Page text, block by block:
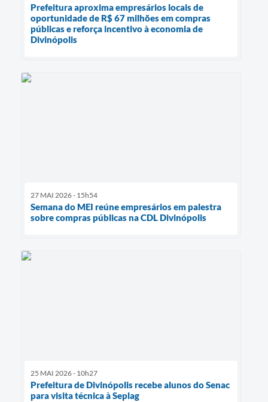
Prefeitura aproxima empresários locais de
oportunidade de R$ 67 milhões em compras
públicas e reforça incentivo à economia de
Divinópolis
27 MAI 2026 - 15h54
Semana do MEI reúne empresários em palestra
sobre compras públicas na CDL Divinópolis
25 MAI 2026 - 10h27
Prefeitura de Divinópolis recebe alunos do Senac
para visita técnica à Seplag